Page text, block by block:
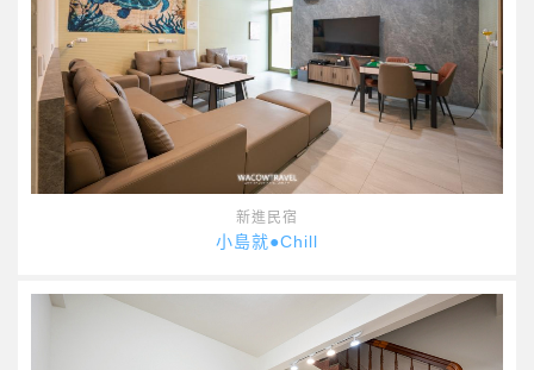
新進民宿
小島就●Chill